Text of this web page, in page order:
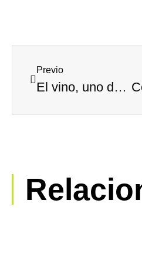
Previo
El vino, uno de los productos más destacados de nuestra alimentación